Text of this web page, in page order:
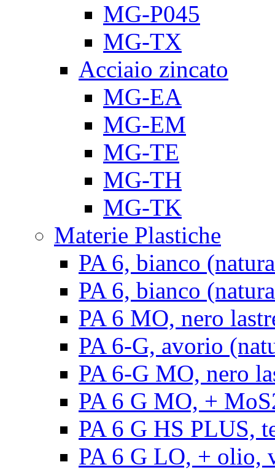
MG-P045
MG-TX
Acciaio zincato
MG-EA
MG-EM
MG-TE
MG-TH
MG-TK
Materie Plastiche
PA 6, bianco
PA 6, bianco
PA 6 MO, nero
PA 6-G, avorio
PA 6-G MO, nero
PA 6 G MO, +
PA 6 G HS PLUS,
PA 6 G LO, + olio,